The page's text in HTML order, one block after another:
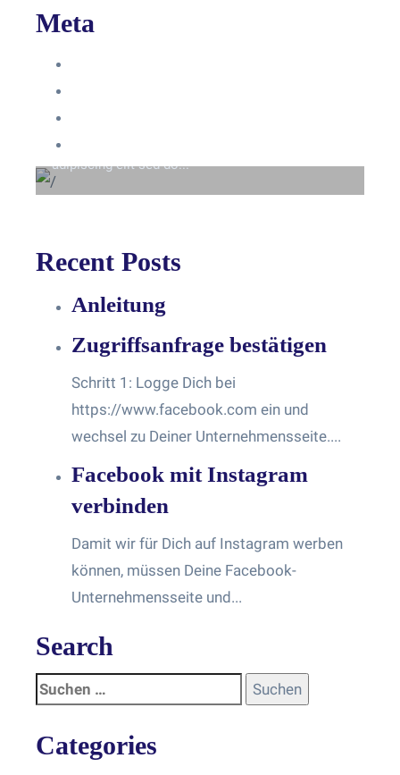
Meta
Beyond the tree line
adipiscing elit sed do...
Recent Posts
Anleitung
Zugriffsanfrage bestätigen
Schritt 1: Logge Dich bei
https://www.facebook.com ein und
wechsel zu Deiner Unternehmensseite....
Facebook mit Instagram
verbinden
Damit wir für Dich auf Instagram werben
können, müssen Deine Facebook-
Unternehmensseite und...
Search
Categories